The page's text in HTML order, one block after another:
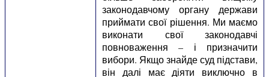
законодавчому органу держави
приймати свої рішення. Ми маємо
виконати свої законодавчі
повноваження – і призначити
вибори. Якщо знайде суд підстави,
він далі має діяти виключно в